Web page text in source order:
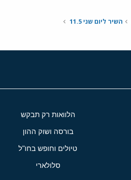
השיר ליום שני 11.5
הלוואות רק תבקש
בורסה ושוק ההון
טיולים וחופש בחו"ל
סלולארי